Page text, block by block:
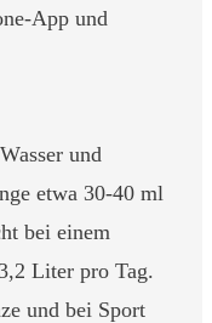
App und
und
etwa 30-40 ml
bei einem
Liter pro Tag.
und bei Sport